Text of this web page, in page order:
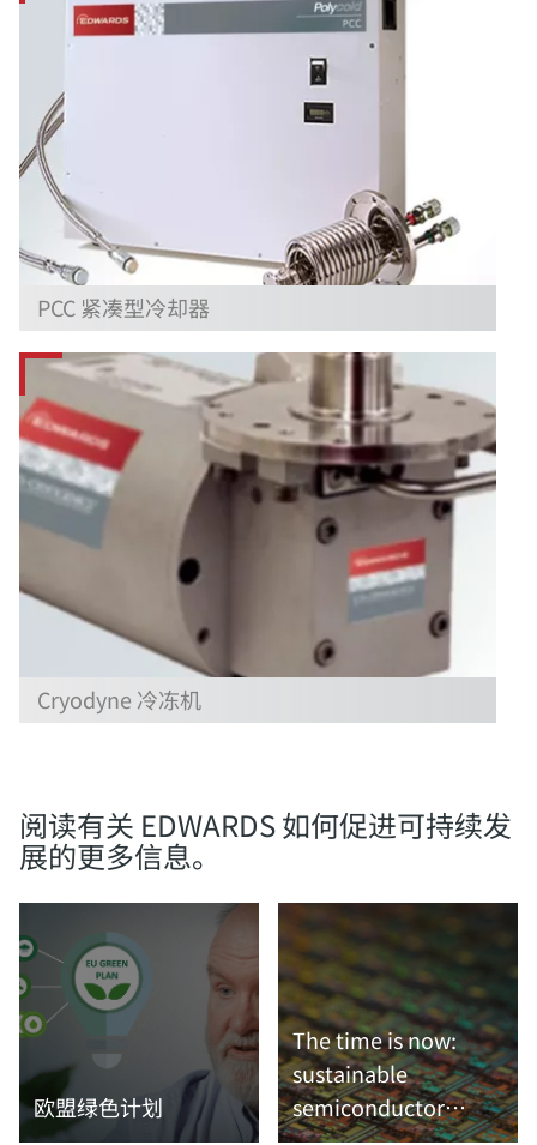
PCC 紧凑型冷却器
Cryodyne 冷冻机
阅读有关 EDWARDS 如何促进可持续发
展的更多信息。
欧盟绿色计划
The time is now:
sustainable
semiconductor